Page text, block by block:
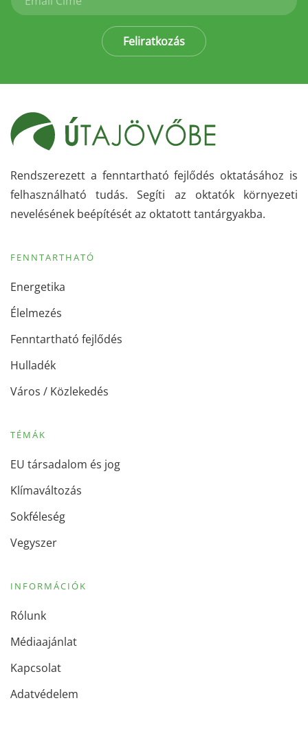
Feliratkozás
Rendszerezett a fenntartható fejlődés oktatásához is
felhasználható tudás. Segíti az oktatók környezeti
nevelésének beépítését az oktatott tantárgyakba.
FENNTARTHATÓ
Energetika
Élelmezés
Fenntartható fejlődés
Hulladék
Város / Közlekedés
TÉMÁK
EU társadalom és jog
Klímaváltozás
Sokféleség
Vegyszer
INFORMÁCIÓK
Rólunk
Médiaajánlat
Kapcsolat
Adatvédelem